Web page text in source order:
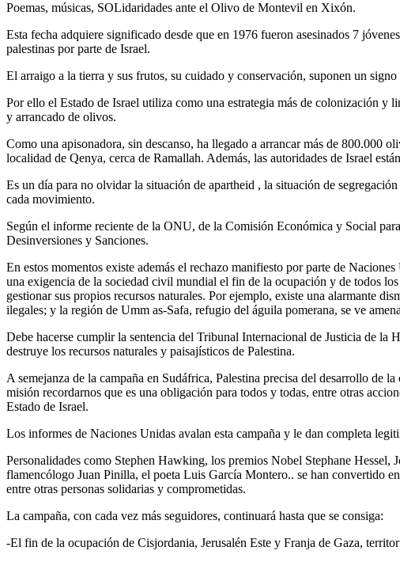
Poemas, músicas, SOLidaridades ante el Olivo de Montevil en Xixón.
Esta fecha adquiere significado desde que en 1976 fueron asesinados 7
palestinas por parte de Israel.
El arraigo a la tierra y sus frutos, su cuidado y conservación, suponen un
Por ello el Estado de Israel utiliza como una estrategia más de colonización y
y arrancado de olivos.
Como una apisonadora, sin descanso, ha llegado a arrancar más de 800.000
localidad de Qenya, cerca de Ramallah. Además, las autoridades de Israel
Es un día para no olvidar la situación de apartheid , la situación de
cada movimiento.
Según el informe reciente de la ONU, de la Comisión Económica y Social
Desinversiones y Sanciones.
En estos momentos existe además el rechazo manifiesto por parte de
una exigencia de la sociedad civil mundial el fin de la ocupación y de todos
gestionar sus propios recursos naturales. Por ejemplo, existe una alarmante
ilegales; y la región de Umm as-Safa, refugio del águila pomerana, se ve
Debe hacerse cumplir la sentencia del Tribunal Internacional de Justicia de
destruye los recursos naturales y paisajísticos de Palestina.
A semejanza de la campaña en Sudáfrica, Palestina precisa del desarrollo
misión recordarnos que es una obligación para todos y todas, entre otras
Estado de Israel.
Los informes de Naciones Unidas avalan esta campaña y le dan completa
Personalidades como Stephen Hawking, los premios Nobel Stephane
flamencólogo Juan Pinilla, el poeta Luis García Montero.. se han convertido
entre otras personas solidarias y comprometidas.
La campaña, con cada vez más seguidores, continuará hasta que se consiga:
-El fin de la ocupación de Cisjordania, Jerusalén Este y Franja de Gaza,